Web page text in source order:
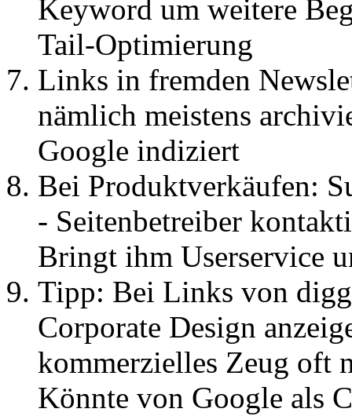
Keyword um weitere
Tail-Optimierung
Links in fremden
nämlich meistens
Google indiziert
Bei Produktverkäufen:
- Seitenbetreiber
Bringt ihm Userservice
Tipp: Bei Links von
Corporate Design
kommerzielles Zeug oft
Könnte von Google als